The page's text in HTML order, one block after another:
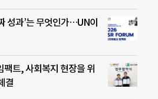
성과’는 무엇인가…UN이
트, 사회복지 현장을 위
결